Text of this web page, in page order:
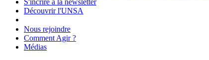
Découvrir l'UNSA
Nous rejoindre
Comment Agir ?
Médias